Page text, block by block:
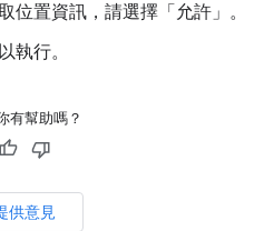
位置資訊，請選擇「允許」 。
執行。
有幫助嗎？
供意見